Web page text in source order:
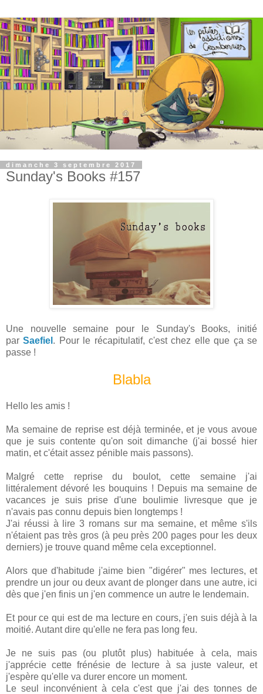
dimanche 3 septembre 2017
Sunday's Books #157
Une nouvelle semaine pour le Sunday's Books, initié
parSaefiel . Pour le récapitulatif, c'est chez elle que ça se
passe !
Blabla
Hello les amis !
Ma semaine de reprise est déjà terminée, et je vous avoue
que je suis contente qu'on soit dimanche (j'ai bossé hier
matin, et c'était assez pénible mais passons).
Malgré cette reprise du boulot, cette semaine j'ai
littéralement dévoré les bouquins ! Depuis ma semaine de
vacances je suis prise d'une boulimie livresque que je
n'avais pas connu depuis bien longtemps !
J'ai réussi à lire 3 romans sur ma semaine, et même s'ils
n'étaient pas très gros (à peu près 200 pages pour les deux
derniers) je trouve quand même cela exceptionnel.
Alors que d'habitude j'aime bien "digérer" mes lectures, et
prendre un jour ou deux avant de plonger dans une autre, ici
dès que j'en finis un j'en commence un autre le lendemain.
Et pour ce qui est de ma lecture en cours, j'en suis déjà à la
moitié. Autant dire qu'elle ne fera pas long feu.
Je ne suis pas (ou plutôt plus) habituée à cela, mais
j'apprécie cette frénésie de lecture à sa juste valeur, et
j'espère qu'elle va durer encore un moment.
Le seul inconvénient à cela c'est que j'ai des tonnes de